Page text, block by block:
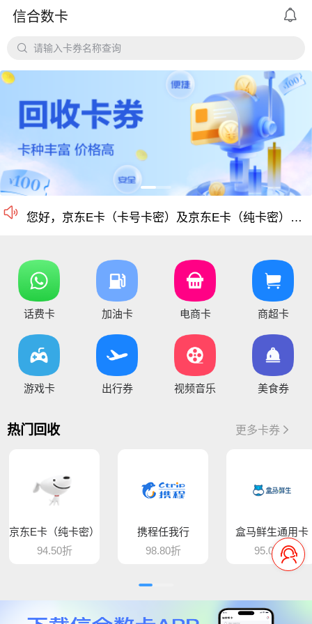
信合数卡 
 请输入卡券名称查询

尊敬的信合用户您好：目前银行卡，支付宝提现已恢复正常 ，欢迎提卡
通知：支付宝提现通道暂时维护，恢复另行通知，带来的不便敬请谅解！
您好，通兑一卡通临时维护，麻烦暂停提交订单，恢复通知！
将于15:30维护，恢复待通知
您好，目前银行卡提现暂时维护，恢复待通知，给您
您好 平台新增中百提货券 骏卡益汇卡 骏卡随心卡 欢迎大家前来提交
平台对京东e卡、携程任我行长期有大量需求，欢迎有各类有相关资源的个人和企业长期合作。
价格公道、稳定需求，长期回收京东E卡、携程卡。
仅支持合法合规的正规卡合作，您可以直接在平台
信合长期大量回收各类礼品卡、游戏点卡、话费卡、
京东E卡500面值以上寄售回收价格上调至965折
电商卡如京东卡、沃尔玛、盒马卡、瑞祥卡、天猫卡、苏宁、携程等等
话费卡 加油卡 电商卡 商超卡
游戏卡 出行券 视频音乐 美食券
热门回收 更多卡券
京东E卡（纯卡密）
94.50折
携程任我行
98.80折
盒马鲜生通用卡
95.00折